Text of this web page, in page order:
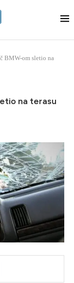
BMW-om sletio na
na terasu